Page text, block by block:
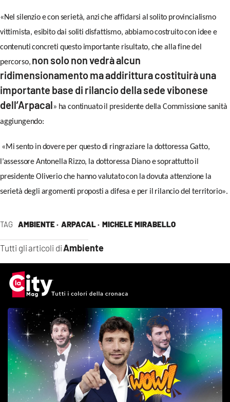
LACAPITALENEWS.IT
App
ANDROID
APPLE
TAG AMBIENTE · ARPACAL · MICHELE MIRABELLO
Tutti gli articoli diAmbiente
«Nel silenzio e con serietà, anzi che affidarsi al solito provincialismo
vittimista, esibito dai soliti disfattismo, abbiamo costruito con idee e
contenuti concreti questo importante risultato, che alla fine del
percorso, non solo non vedrà alcun
ridimensionamento ma addirittura costituirà una
importante base di rilancio della sede vibonese
dell’Arpacal» ha continuato il presidente della Commissione sanità
aggiungendo:
«Mi sento in dovere per questo di ringraziare la dottoressa Gatto,
l’assessore Antonella Rizzo, la dottoressa Diano e soprattutto il
presidente Oliverio che hanno valutato con la dovuta attenzione la
serietà degli argomenti proposti a difesa e per il rilancio del territorio».